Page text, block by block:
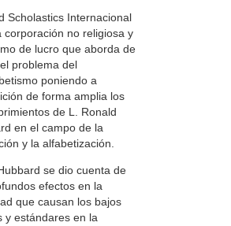
Scholastics Internacional
corporación no religiosa y
de lucro que aborda de
problema del
poniendo a
de forma amplia los
de L. Ronald
en el campo de la
y la alfabetización.
se dio cuenta de
efectos en la
que causan los bajos
y estándares en la